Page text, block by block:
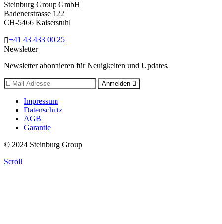
Steinburg Group GmbH
Badenerstrasse 122
CH-5466 Kaiserstuhl
+41 43 433 00 25
Newsletter
Newsletter abonnieren für Neuigkeiten und Updates.
Anmelden
Impressum
Datenschutz
AGB
Garantie
© 2024 Steinburg Group
Scroll